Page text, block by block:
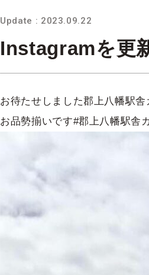
Update : 2023.09.22
Instagramを更
お待たせしました郡上八幡駅
お品勢揃いです#郡上八幡駅舎